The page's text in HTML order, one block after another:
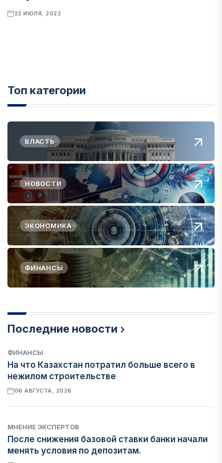
22 ИЮЛЯ, 2022
Топ категории
ВЛАСТЬ
НОВОСТИ
ЭКОНОМИКА
ФИНАНСЫ
Последние новости
ФИНАНСЫ
На что Казахстан потратил больше всего в
нежилом строительстве
06 АВГУСТА, 2026
МНЕНИЕ ЭКСПЕРТОВ
После снижения базовой ставки банки начали
менять условия по депозитам.